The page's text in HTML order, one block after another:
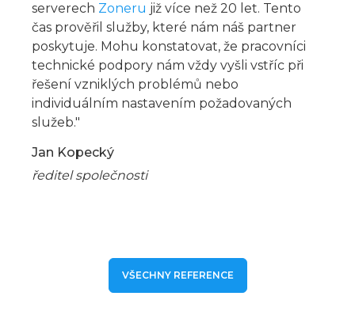
serverech Zoneru již více než 20 let. Tento
čas prověřil služby, které nám náš partner
poskytuje. Mohu konstatovat, že pracovníci
technické podpory nám vždy vyšli vstříc při
řešení vzniklých problémů nebo
individuálním nastavením požadovaných
služeb."
Jan Kopecký
ředitel společnosti
VŠECHNY REFERENCE